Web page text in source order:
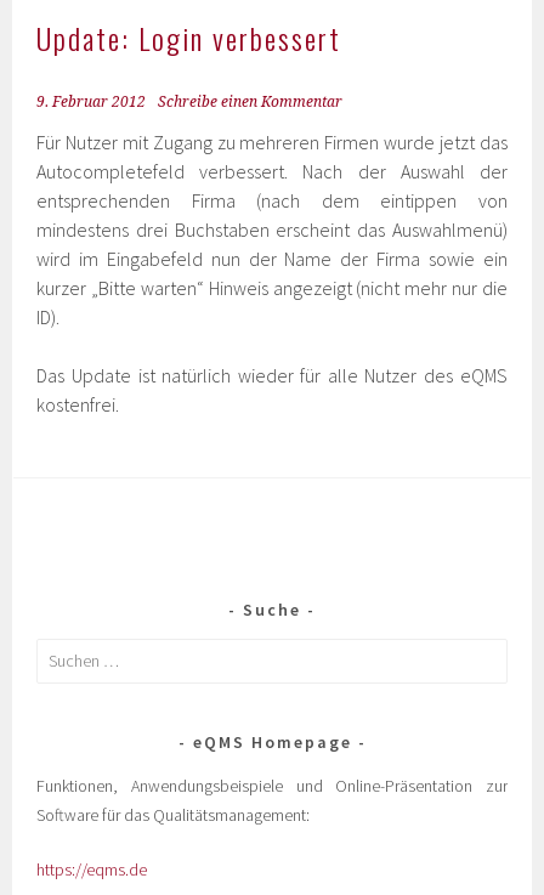
Update: Login verbessert
9. Februar 2012 Schreibe einen Kommentar
Für Nutzer mit Zugang zu mehreren Firmen wurde jetzt das
Autocompletefeld verbessert. Nach der Auswahl der
entsprechenden Firma (nach dem eintippen von
mindestens drei Buchstaben erscheint das Auswahlmenü)
wird im Eingabefeld nun der Name der Firma sowie ein
kurzer „Bitte warten“ Hinweis angezeigt (nicht mehr nur die
ID).
Das Update ist natürlich wieder für alle Nutzer des eQMS
kostenfrei.
Suche
eQMS Homepage
Funktionen, Anwendungsbeispiele und Online-Präsentation zur
Software für das Qualitätsmanagement:
https://eqms.de